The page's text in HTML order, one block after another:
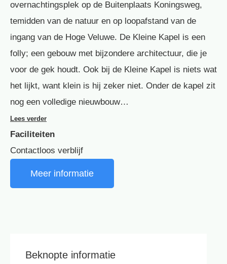
overnachtingsplek op de Buitenplaats Koningsweg,
temidden van de natuur en op loopafstand van de
ingang van de Hoge Veluwe. De Kleine Kapel is een
folly; een gebouw met bijzondere architectuur, die je
voor de gek houdt. Ook bij de Kleine Kapel is niets wat
het lijkt, want klein is hij zeker niet. Onder de kapel zit
nog een volledige nieuwbouw…
Lees verder
Faciliteiten
Contactloos verblijf
Meer informatie
Beknopte informatie